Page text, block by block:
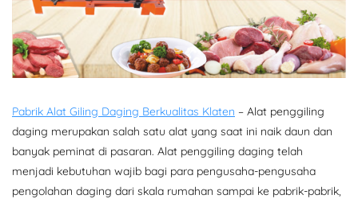
Pabrik Alat Giling Daging Berkualitas Klaten – Alat penggiling
daging merupakan salah satu alat yang saat ini naik daun dan
banyak peminat di pasaran. Alat penggiling daging telah
menjadi kebutuhan wajib bagi para pengusaha-pengusaha
pengolahan daging dari skala rumahan sampai ke pabrik-pabrik,